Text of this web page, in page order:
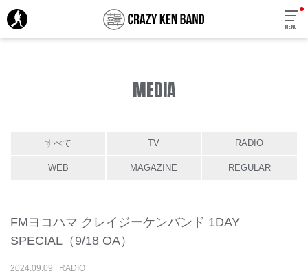
MENU
MEDIA
すべて TV RADIO
WEB MAGAZINE REGULAR
FMヨコハマ クレイジーケンバンド 1DAY
SPECIAL（9/18 OA）
2024.09.09 RADIO